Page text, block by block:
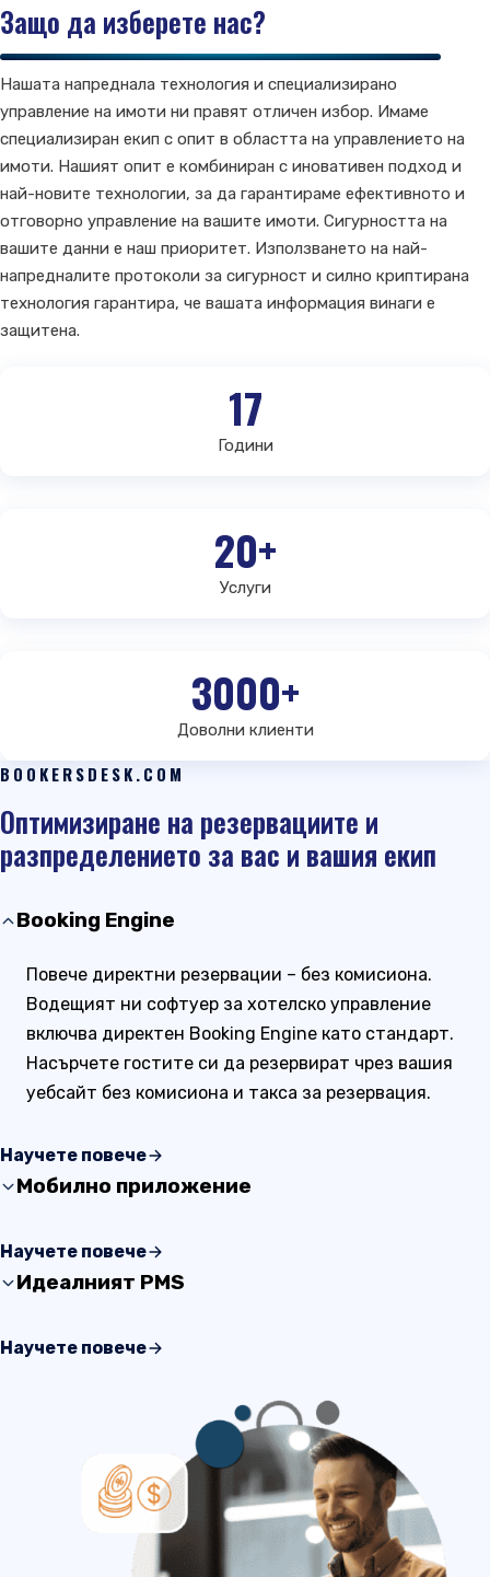
Защо да изберете нас?
Нашата напреднала технология и специализирано
управление на имоти ни правят отличен избор. Имаме
специализиран екип с опит в областта на управлението на
имоти. Нашият опит е комбиниран с иновативен подход и
най-новите технологии, за да гарантираме ефективното и
отговорно управление на вашите имоти. Сигурността на
вашите данни е наш приоритет. Използването на най-
напредналите протоколи за сигурност и силно криптирана
технология гарантира, че вашата информация винаги е
защитена.
17
Години
20+
Услуги
3000+
Доволни клиенти
BOOKERSDESK.COM
Оптимизиране на резервациите и
разпределението за вас и вашия екип
Booking Engine
Повече директни резервации – без комисиона.
Водещият ни софтуер за хотелско управление
включва директен Booking Engine като стандарт.
Насърчете гостите си да резервират чрез вашия
уебсайт без комисиона и такса за резервация.
Научете повече
Мобилно приложение
Подобрете имиджа на имота си с удобен за
потребителя мобилно приложение. Осигурете
безпроблемно и забавно преживяване за всички
Научете повече
Идеалният PMS
Софтуерът за управление на BookersDesk
подходящи за управление на всички имоти.
Научете повече